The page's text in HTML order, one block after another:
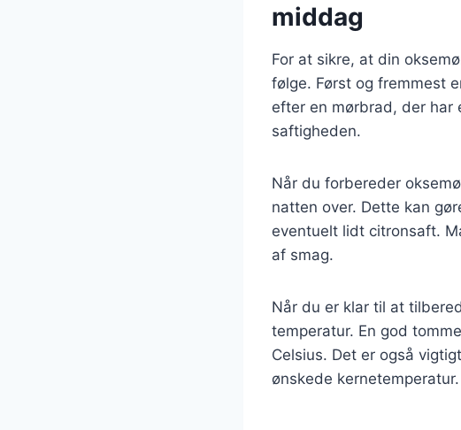
middag
For at sikre, at din
følge. Først og fremmest
efter en mørbrad, der har
saftigheden.
Når du forbereder
natten over. Dette kan
eventuelt lidt citronsaft.
af smag.
Når du er klar til at
temperatur. En god
Celsius. Det er også
ønskede kernetemperatur.